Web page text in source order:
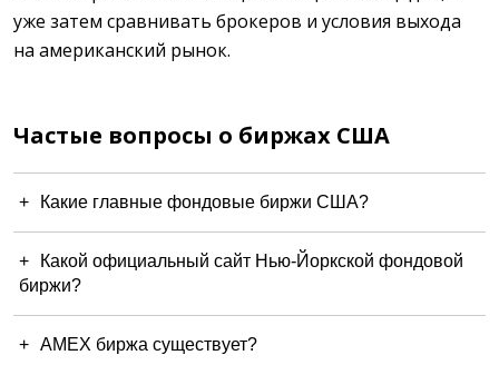
уже затем сравнивать брокеров и условия выхода
на американский рынок.
Частые вопросы о биржах США
Какие главные фондовые биржи США?
Какой официальный сайт Нью-Йоркской фондовой
биржи?
AMEX биржа существует?